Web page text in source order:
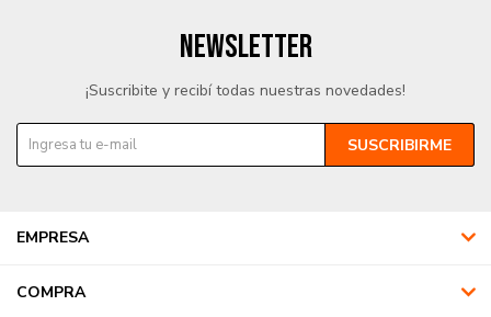
EMPRESA
COMPRA
NEWSLETTER
¡Suscribite y recibí todas nuestras novedades!
SUSCRIBIRME